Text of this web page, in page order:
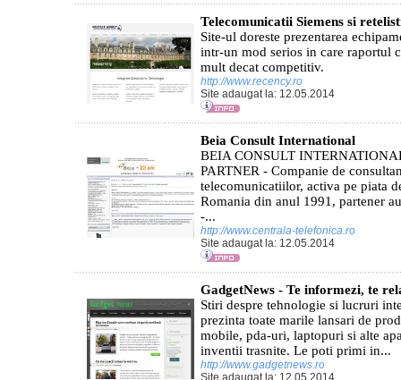
Telecomunicatii Siemens si
Site-ul doreste prezentarea
intr-un mod serios in care raportul
mult decat competitiv.
http://www.recency.ro
Site adaugat la: 12.05.2014
Beia Consult International
BEIA CONSULT
PARTNER - Companie de
telecomunicatiilor, activa pe piata
Romania din anul 1991, partener
-...
http://www.centrala-telefonica.ro
Site adaugat la: 12.05.2014
GadgetNews - Te informezi, te
Stiri despre tehnologie si lucruri
prezinta toate marile lansari de
mobile, pda-uri, laptopuri si alte
inventii trasnite. Le poti primi in...
http://www.gadgetnews.ro
Site adaugat la: 12.05.2014